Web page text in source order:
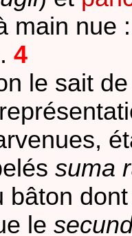
main nue
4
le sait
suma
bâton
le